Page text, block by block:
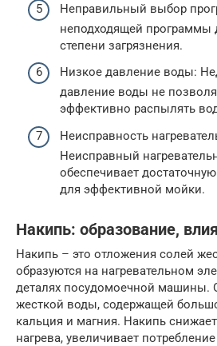
Неправильный выбор
неподходящей программы
степени загрязнения.
Низкое давление воды:
давление воды не
эффективно распылять
Неисправность
Неисправный
обеспечивает
для эффективной мойки.
Накипь: образование,
Накипь – это отложения солей
образуются на нагревательном
деталях посудомоечной машины.
жесткой воды, содержащей
кальция и магния. Накипь
нагрева, увеличивает